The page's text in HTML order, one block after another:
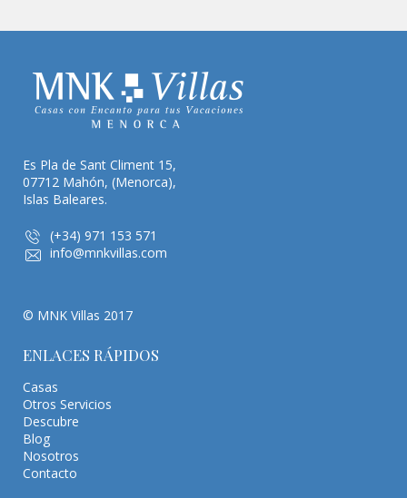
Es Pla de Sant Climent 15,
07712 Mahón, (Menorca),
Islas Baleares.
(+34) 971 153 571
info@mnkvillas.com
© MNK Villas 2017
ENLACES RÁPIDOS
Casas
Otros Servicios
Descubre
Blog
Nosotros
Contacto